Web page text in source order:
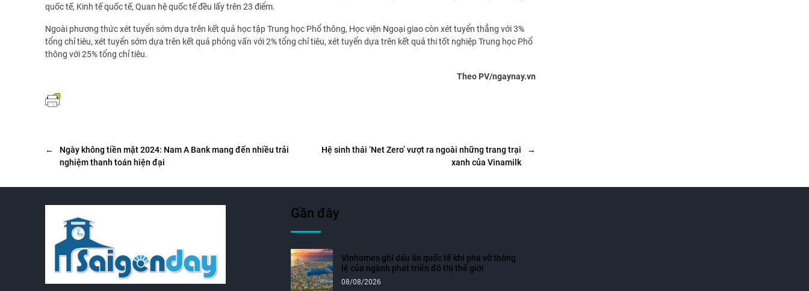
quốc tế, Kinh tế quốc tế, Quan hệ quốc tế đều lấy trên 23 điểm.
Ngoài phương thức xét tuyển sớm dựa trên kết quả học tập Trung học Phổ thông, Học viện Ngoại giao còn xét tuyển thẳng với 3%
tổng chỉ tiêu, xét tuyển sớm dựa trên kết quả phỏng vấn với 2% tổng chỉ tiêu, xét tuyển dựa trên kết quả thi tốt nghiệp Trung học Phổ
thông với 25% tổng chỉ tiêu.
Theo PV/ngaynay.vn
←
Ngày không tiền mặt 2024: Nam A Bank mang đến nhiều trải
nghiệm thanh toán hiện đại
→
Hệ sinh thái ‘Net Zero’ vượt ra ngoài những trang trại
xanh của Vinamilk
Gần đây
Vinhomes ghi dấu ấn quốc tế khi phá vỡ thông
lệ của ngành phát triển đô thị thế giới
08/08/2026